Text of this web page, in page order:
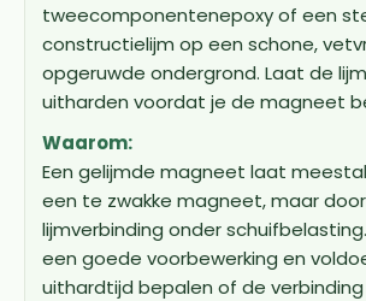
tweecomponentenepoxy of een
constructielijm op een schone,
opgeruwde ondergrond. Laat de
uitharden voordat je de magneet
Waarom:
Een gelijmde magneet laat
een te zwakke magneet, maar
lijmverbinding onder
een goede voorbewerking en
uithardtijd bepalen of de